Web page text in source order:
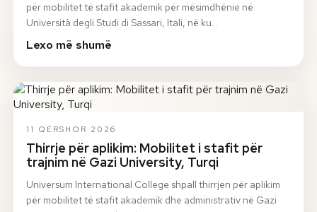
për mobilitet të stafit akademik për mësimdhënie në
Università degli Studi di Sassari, Itali, në ku…
Lexo më shumë
11 QERSHOR 2026
Thirrje për aplikim: Mobilitet i stafit për
trajnim në Gazi University, Turqi
Universum International College shpall thirrjen për aplikim
për mobilitet të stafit akademik dhe administrativ në Gazi